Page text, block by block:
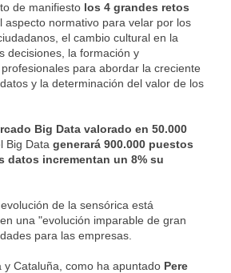
de manifiesto los 4 grandes retos
aspecto normativo para velar por los
el cambio cultural en la
decisiones, la formación y
para abordar la creciente
y la determinación del valor de los
Big Data valorado en 50.000
Big Datagenerará 900.000 puestos
datos incrementan un 8% su
de la sensórica está
una "evolución imparable de gran
para las empresas.
Cataluña, como ha apuntado Pere